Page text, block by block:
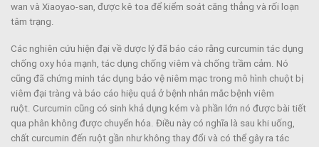
wan và Xiaoyao-san, được kê toa để kiểm soát căng thẳng và rối loạn
tâm trạng.
Các nghiên cứu hiện đại về dược lý đã báo cáo rằng curcumin tác dụng
chống oxy hóa mạnh, tác dụng chống viêm và chống trầm cảm. Nó
cũng đã chứng minh tác dụng bảo vệ niêm mạc trong mô hình chuột bị
viêm đại tràng và báo cáo hiệu quả ở bệnh nhân mắc bệnh viêm
ruột. Curcumin cũng có sinh khả dụng kém và phần lớn nó được bài tiết
qua phân không được chuyển hóa. Điều này có nghĩa là sau khi uống,
chất curcumin đến ruột gần như không thay đổi và có thể gây ra tác